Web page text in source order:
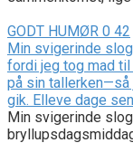
GODT HUMØR 0 42
Min svigerinde
fordi jeg tog mad
på sin tallerken—så
gik. Elleve dage
Min svigerinde